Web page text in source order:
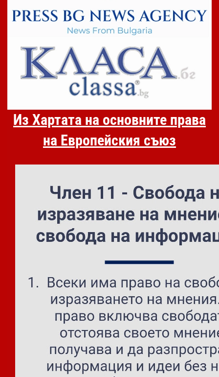
Из Хартата на основните права
на Европейския съюз